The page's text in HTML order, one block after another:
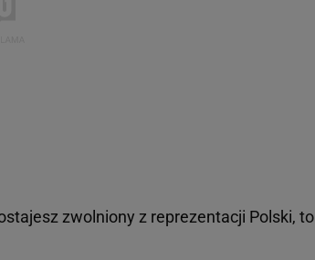
zwolniony z reprezentacji Polski, to